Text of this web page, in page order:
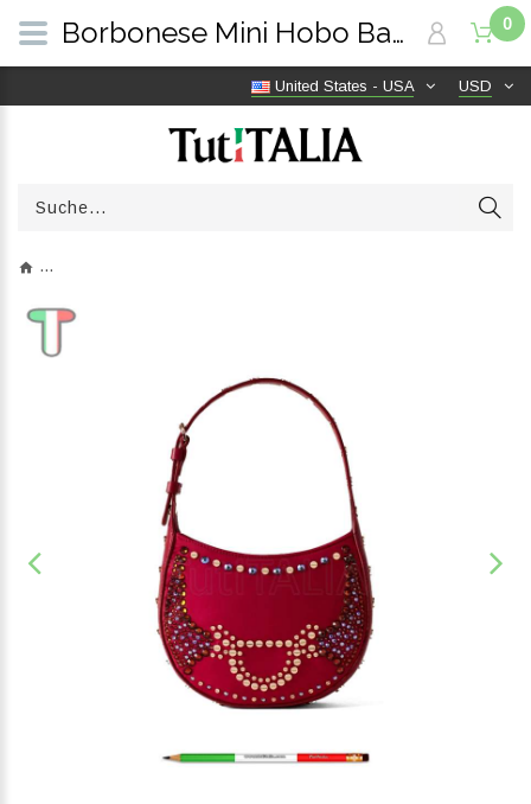
USD
United States - USA
0
Borbonese Mini Hobo Bag 110 Swarovski Borgogna 923047AT3Z59 | TutITALIA